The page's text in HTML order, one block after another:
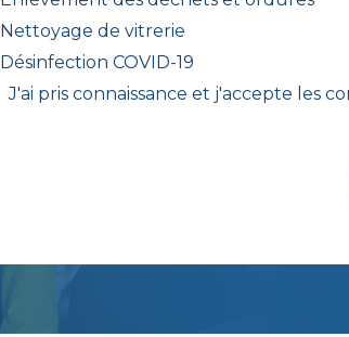
Nettoyage de vitrerie
Désinfection COVID-19
J'ai pris connaissance et j'accepte les